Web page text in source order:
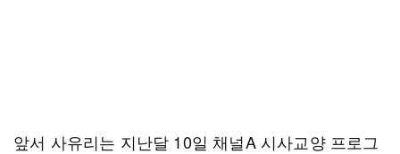
앞서 사유리는 지난달 10일 채널A 시사교양 프로그